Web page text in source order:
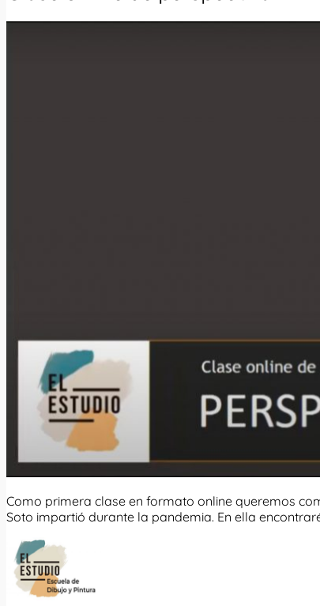
Como primera clase en formato online queremos
Soto impartió durante la pandemia. En ella